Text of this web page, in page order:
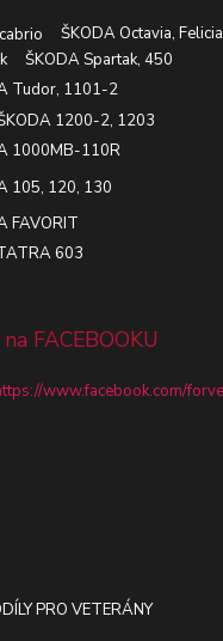
ŠKODA Octavia, Felicia
ŠKODA Spartak, 450
Tudor, 1101-2
1200-2, 1203
1000MB-110R
105, 120, 130
FAVORIT
603
FACEBOOKU
PRO VETERÁNY